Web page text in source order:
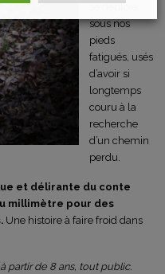
se déploie
sous nos
pieds
fatigués, usés
d’avoir si
longtemps
couru à la
recherche
d’un chemin
perdu.
et délirante du conte
millimètre pour des
Une histoire à faire froid dans
partir de 8 ans, tout public.